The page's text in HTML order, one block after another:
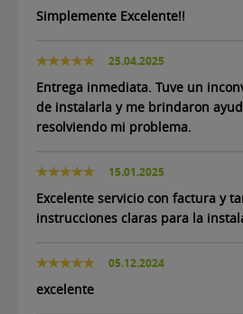
Simplemente Excelente!!
25.04.2025
Entrega inmediata. Tuve un
de instalarla y me brindaron
resolviendo mi problema.
15.01.2025
Excelente servicio con factura y
instrucciones claras para la
05.12.2024
excelente